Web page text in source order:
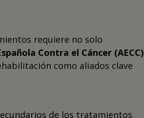
requiere no solo
Contra el Cáncer (AECC)
como aliados clave
de los tratamientos